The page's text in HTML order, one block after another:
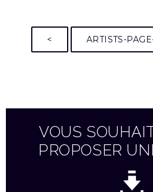
< ARTISTS-
VOUS
PROPOSER